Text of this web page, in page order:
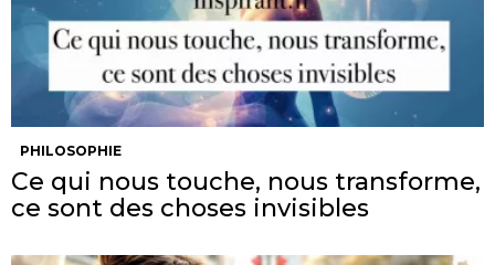
PHILOSOPHIE
Ce qui nous touche, nous transforme,
ce sont des choses invisibles